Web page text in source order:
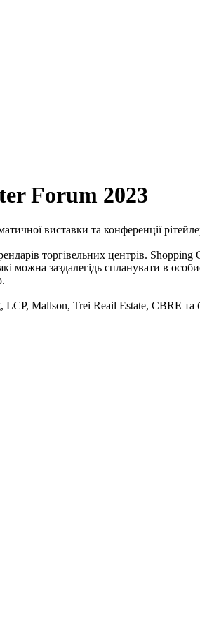
Forum 2023
виставки та конференції
торгівельних центрів. Shopping
можна заздалегідь спланувати в
Mallson, Trei Reail Estate, CBRE та